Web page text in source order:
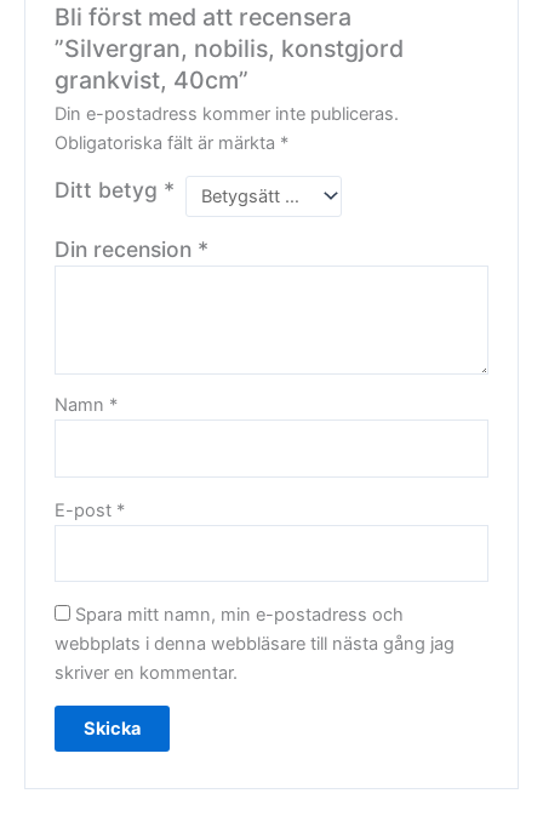
Bli först med att recensera
”Silvergran, nobilis, konstgjord
grankvist, 40cm”
Din e-postadress kommer inte publiceras.
Obligatoriska fält är märkta *
Ditt betyg *
Din recension *
Namn *
E-post *
Spara mitt namn, min e-postadress och
webbplats i denna webbläsare till nästa gång jag
skriver en kommentar.